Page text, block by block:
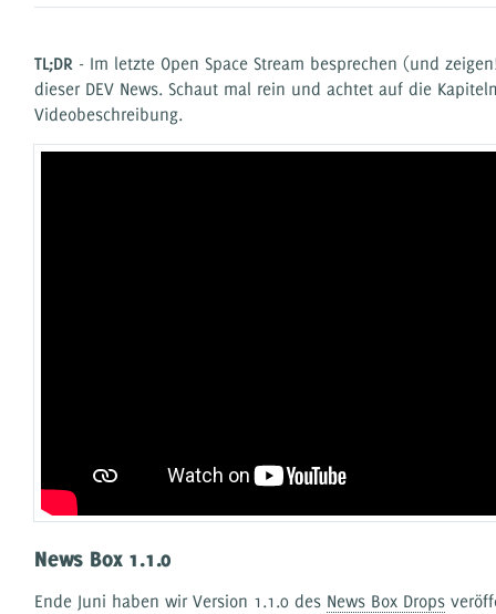
TL;DR - Im letzte Open Space Stream besprechen (und
dieser DEV News. Schaut mal rein und achtet auf die
Videobeschreibung.
News Box 1.1.0
Ende Juni haben wir Version 1.1.0 des News Box Drops